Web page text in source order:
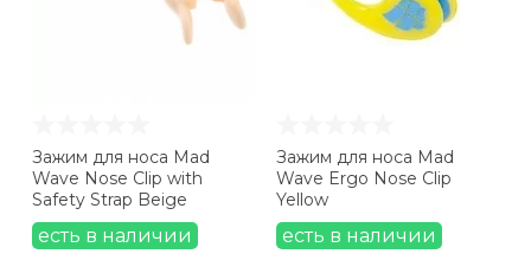
Ролики для
Утяжелители
Зажим для носа Mad
Wave Nose Clip with
Safety Strap Beige
есть в наличии
Зажим для носа Mad
Wave Ergo Nose Clip
Yellow
есть в наличии